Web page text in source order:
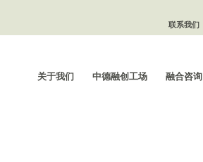
联系我们
关于我们 中德融创工场 融合咨询